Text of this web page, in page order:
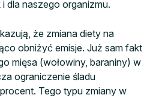
dla naszego organizmu.
że zmiana diety na
obniżyć emisje. Już sam fakt
mięsa (wołowiny, baraniny) w
ograniczenie śladu
Tego typu zmiany w